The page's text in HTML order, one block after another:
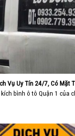
Vụ Uy Tín 24/7, Có Mặt
bình ô tô Quận 1 của